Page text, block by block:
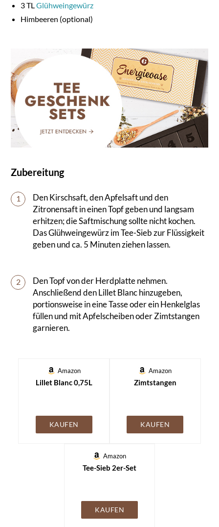
Zubereitung
1
Den Kirschsaft, den Apfelsaft und den
Zitronensaft in einen Topf geben und langsam
erhitzen; die Saftmischung sollte nicht kochen.
Das Glühweingewürz im Tee-Sieb zur Flüssigkeit
geben und ca. 5 Minuten ziehen lassen.
2
Den Topf von der Herdplatte nehmen.
Anschließend den Lillet Blanc hinzugeben,
portionsweise in eine Tasse oder ein Henkelglas
füllen und mit Apfelscheiben oder Zimtstangen
garnieren.
Amazon
Lillet Blanc 0,75L
KAUFEN
Amazon
Zimtstangen
KAUFEN
Amazon
Tee-Sieb 2er-Set
KAUFEN
3TLGlühweingewürz
Himbeeren (optional)